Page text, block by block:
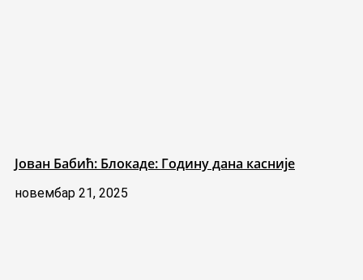
Јован Бабић: Блокаде: Годину дана касније
новембар 21, 2025